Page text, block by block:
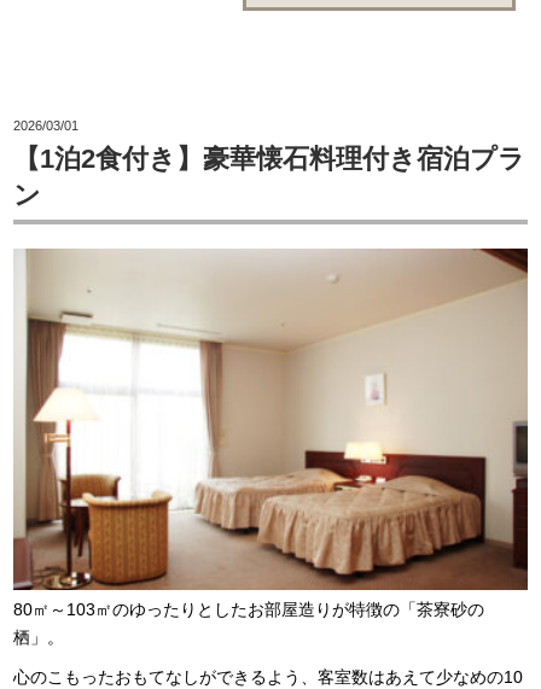
【1泊2食付き】豪華懐石料理付き宿泊プラ
ン
2026/03/01
80㎡～103㎡のゆったりとしたお部屋造りが特徴の「茶寮砂の
栖」。
心のこもったおもてなしができるよう、客室数はあえて少なめの10